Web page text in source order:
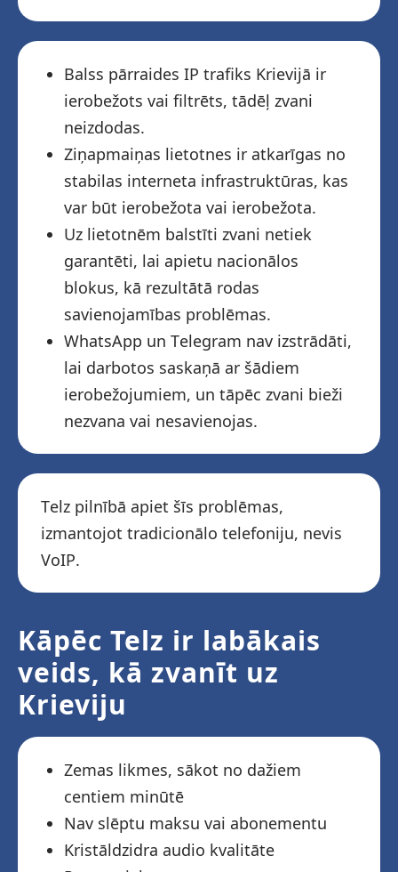
Balss pārraides IP trafiks Krievijā ir
ierobežots vai filtrēts, tādēļ zvani
neizdodas.
Ziņapmaiņas lietotnes ir atkarīgas no
stabilas interneta infrastruktūras, kas
var būt ierobežota vai ierobežota.
Uz lietotnēm balstīti zvani netiek
garantēti, lai apietu nacionālos
blokus, kā rezultātā rodas
savienojamības problēmas.
WhatsApp un Telegram nav izstrādāti,
lai darbotos saskaņā ar šādiem
ierobežojumiem, un tāpēc zvani bieži
nezvana vai nesavienojas.
Telz pilnībā apiet šīs problēmas,
izmantojot tradicionālo telefoniju, nevis
VoIP.
Kāpēc Telz ir labākais
veids, kā zvanīt uz
Krieviju
Zemas likmes, sākot no dažiem
centiem minūtē
Nav slēptu maksu vai abonementu
Kristāldzidra audio kvalitāte